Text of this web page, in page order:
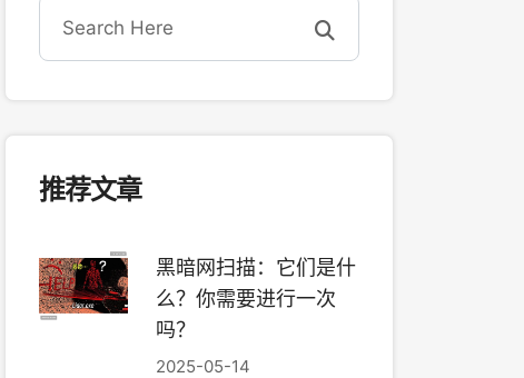
推荐文章
黑暗网扫描：它们是什
么？你需要进行一次
吗？
2025-05-14